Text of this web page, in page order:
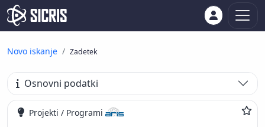
Novo iskanje Zadetek
Osnovni podatki
Projekti / Programi